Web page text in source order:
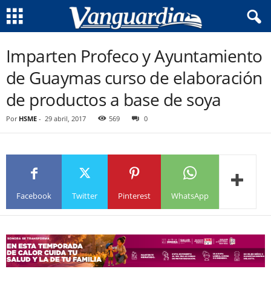
Imparten Profeco y Ayuntamiento
de Guaymas curso de elaboración
de productos a base de soya
Por HSME - 29 abril, 2017 569 0
Facebook Twitter Pinterest WhatsApp